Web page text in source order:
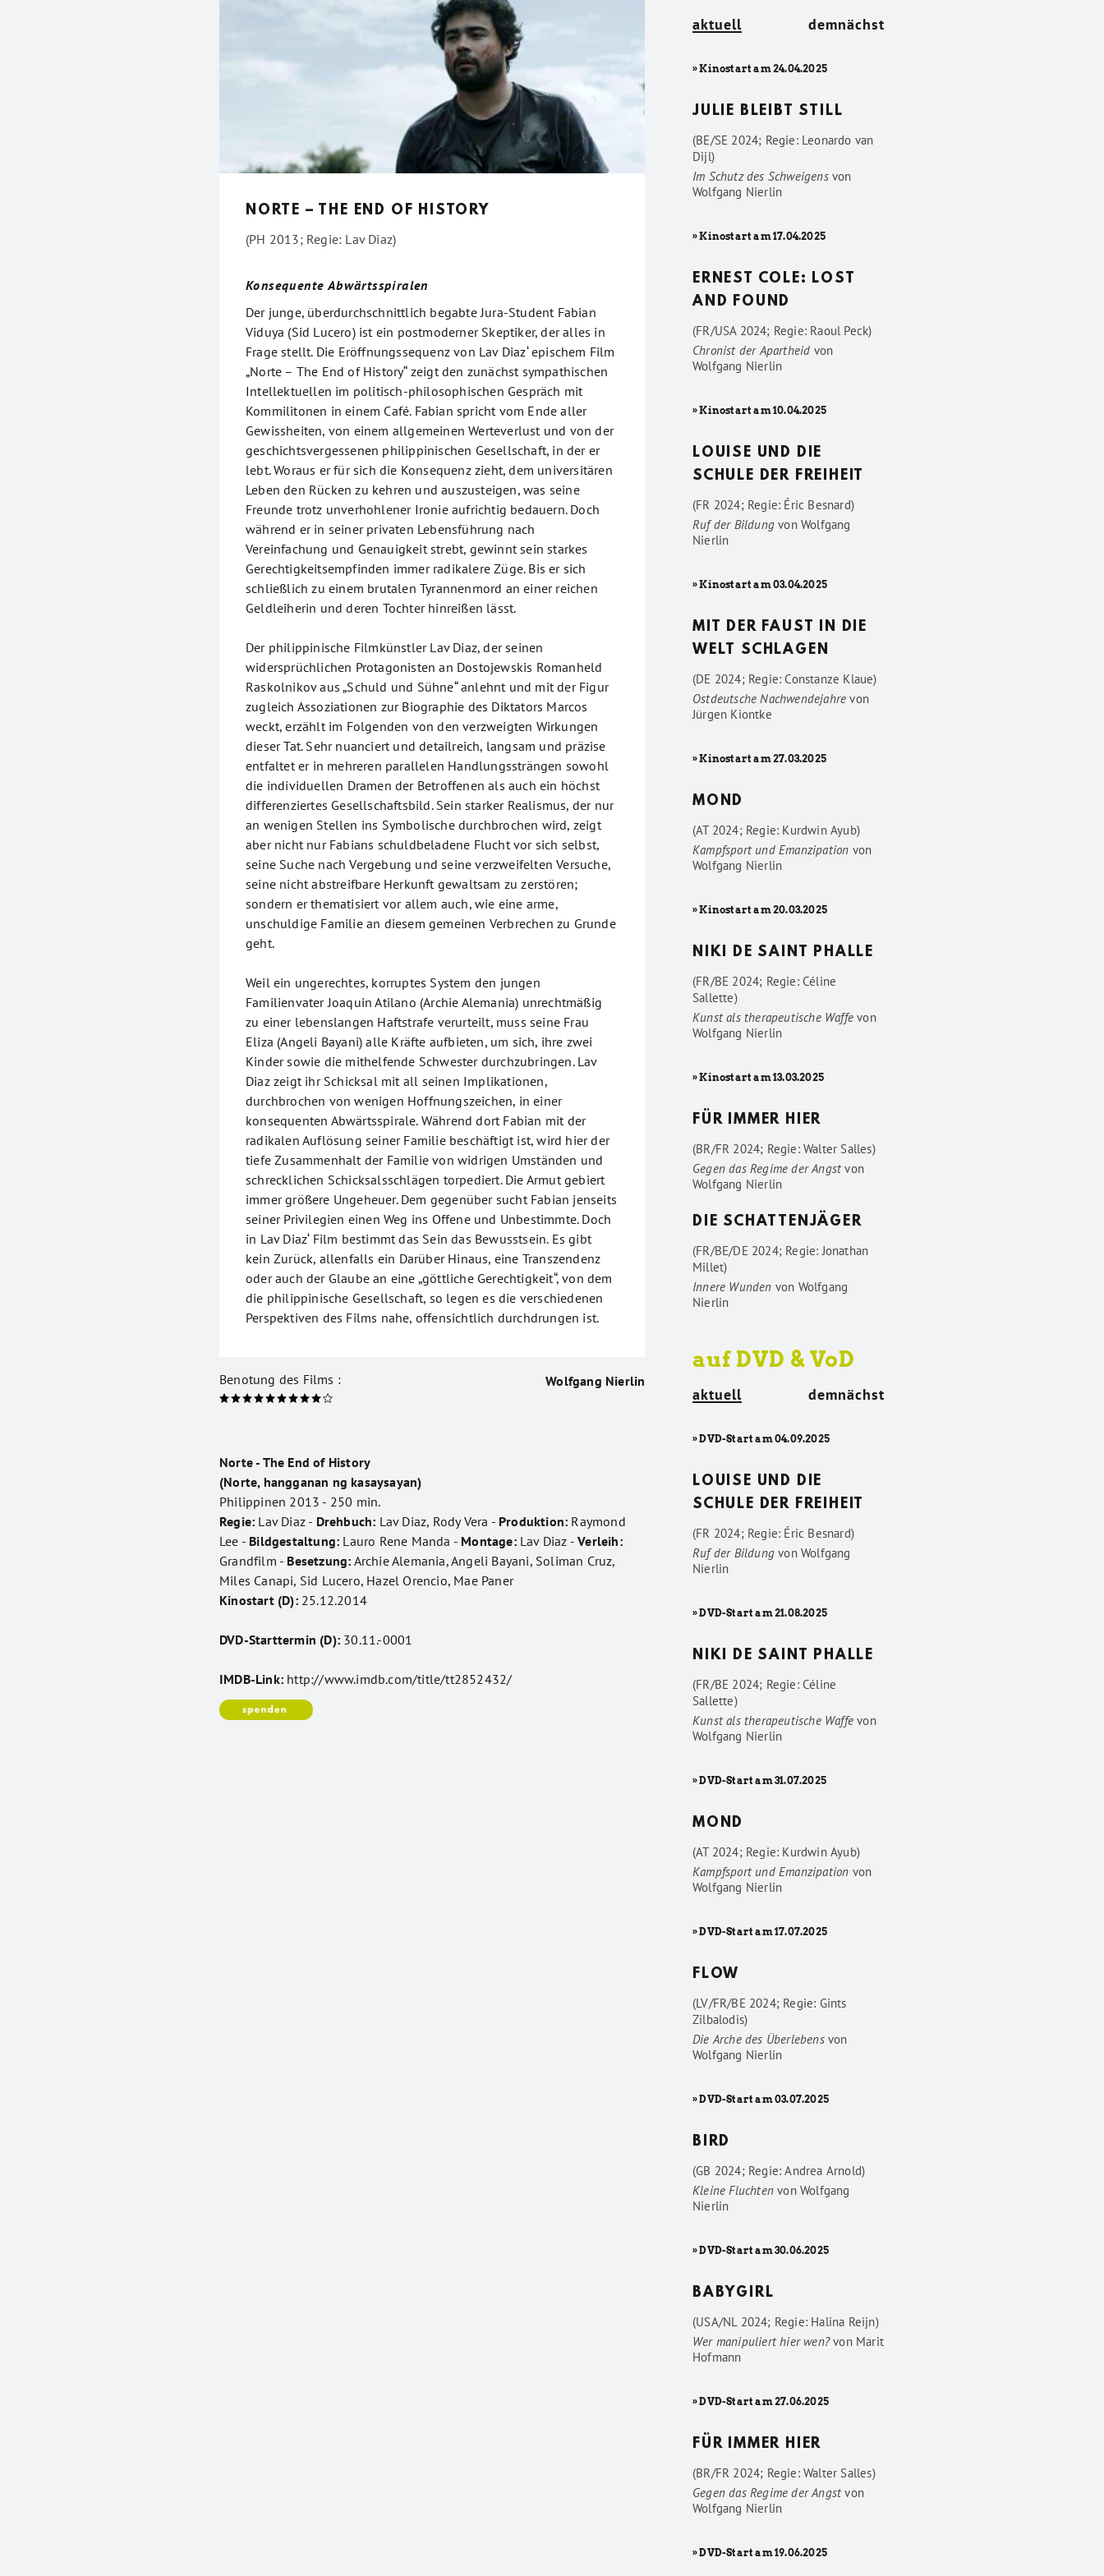
NORTE – THE END OF HISTORY
(PH 2013; Regie: Lav Diaz)
Konsequente Abwärtsspiralen
Der junge, überdurchschnittlich begabte Jura-Student Fabian
Viduya (Sid Lucero) ist ein postmoderner Skeptiker, der alles in
Frage stellt. Die Eröffnungssequenz von Lav Diaz‘ epischem Film
„Norte – The End of History“ zeigt den zunächst sympathischen
Intellektuellen im politisch-philosophischen Gespräch mit
Kommilitonen in einem Café. Fabian spricht vom Ende aller
Gewissheiten, von einem allgemeinen Werteverlust und von der
geschichtsvergessenen philippinischen Gesellschaft, in der er
lebt. Woraus er für sich die Konsequenz zieht, dem universitären
Leben den Rücken zu kehren und auszusteigen, was seine
Freunde trotz unverhohlener Ironie aufrichtig bedauern. Doch
während er in seiner privaten Lebensführung nach
Vereinfachung und Genauigkeit strebt, gewinnt sein starkes
Gerechtigkeitsempfinden immer radikalere Züge. Bis er sich
schließlich zu einem brutalen Tyrannenmord an einer reichen
Geldleiherin und deren Tochter hinreißen lässt.
Der philippinische Filmkünstler Lav Diaz, der seinen
widersprüchlichen Protagonisten an Dostojewskis Romanheld
Raskolnikov aus „Schuld und Sühne“ anlehnt und mit der Figur
zugleich Assoziationen zur Biographie des Diktators Marcos
weckt, erzählt im Folgenden von den verzweigten Wirkungen
dieser Tat. Sehr nuanciert und detailreich, langsam und präzise
entfaltet er in mehreren parallelen Handlungssträngen sowohl
die individuellen Dramen der Betroffenen als auch ein höchst
differenziertes Gesellschaftsbild. Sein starker Realismus, der nur
an wenigen Stellen ins Symbolische durchbrochen wird, zeigt
aber nicht nur Fabians schuldbeladene Flucht vor sich selbst,
seine Suche nach Vergebung und seine verzweifelten Versuche,
seine nicht abstreifbare Herkunft gewaltsam zu zerstören;
sondern er thematisiert vor allem auch, wie eine arme,
unschuldige Familie an diesem gemeinen Verbrechen zu Grunde
geht.
Weil ein ungerechtes, korruptes System den jungen
Familienvater Joaquin Atilano (Archie Alemania) unrechtmäßig
zu einer lebenslangen Haftstrafe verurteilt, muss seine Frau
Eliza (Angeli Bayani) alle Kräfte aufbieten, um sich, ihre zwei
Kinder sowie die mithelfende Schwester durchzubringen. Lav
Diaz zeigt ihr Schicksal mit all seinen Implikationen,
durchbrochen von wenigen Hoffnungszeichen, in einer
konsequenten Abwärtsspirale. Während dort Fabian mit der
radikalen Auflösung seiner Familie beschäftigt ist, wird hier der
tiefe Zusammenhalt der Familie von widrigen Umständen und
schrecklichen Schicksalsschlägen torpediert. Die Armut gebiert
immer größere Ungeheuer. Dem gegenüber sucht Fabian jenseits
seiner Privilegien einen Weg ins Offene und Unbestimmte. Doch
in Lav Diaz‘ Film bestimmt das Sein das Bewusstsein. Es gibt
kein Zurück, allenfalls ein Darüber Hinaus, eine Transzendenz
oder auch der Glaube an eine „göttliche Gerechtigkeit“, von dem
die philippinische Gesellschaft, so legen es die verschiedenen
Perspektiven des Films nahe, offensichtlich durchdrungen ist.
Benotung des Films : Wolfgang Nierlin
Norte - The End of History
(Norte, hangganan ng kasaysayan)
Philippinen 2013 - 250 min.
Regie: Lav Diaz - Drehbuch: Lav Diaz, Rody Vera - Produktion: Raymond
Lee - Bildgestaltung: Lauro Rene Manda - Montage:Lav Diaz -Verleih:
Grandfilm - Besetzung: Archie Alemania, Angeli Bayani, Soliman Cruz,
Miles Canapi, Sid Lucero, Hazel Orencio, Mae Paner
Kinostart (D):25.12.2014
DVD-Starttermin (D): 30.11.-0001
IMDB-Link: http://www.imdb.com/title/tt2852432/
aktuell demnächst
» Kinostart am 24.04.2025
JULIE BLEIBT STILL
(BE/SE 2024; Regie: Leonardo van
Dijl)
Im Schutz des Schweigensvon
Wolfgang Nierlin
» Kinostart am 17.04.2025
ERNEST COLE: LOST
AND FOUND
(FR/USA 2024; Regie: Raoul Peck)
Chronist der Apartheid von
Wolfgang Nierlin
» Kinostart am 10.04.2025
LOUISE UND DIE
SCHULE DER FREIHEIT
(FR 2024; Regie: Éric Besnard)
Ruf der Bildungvon Wolfgang
Nierlin
» Kinostart am 03.04.2025
MIT DER FAUST IN DIE
WELT SCHLAGEN
(DE 2024; Regie: Constanze Klaue)
Ostdeutsche Nachwendejahre von
Jürgen Kiontke
» Kinostart am 27.03.2025
MOND
(AT 2024; Regie: Kurdwin Ayub)
Kampfsport und Emanzipation von
Wolfgang Nierlin
» Kinostart am 20.03.2025
NIKI DE SAINT PHALLE
(FR/BE 2024; Regie: Céline
Sallette)
Kunst als therapeutische Waffevon
Wolfgang Nierlin
» Kinostart am 13.03.2025
FÜR IMMER HIER
(BR/FR 2024; Regie: Walter Salles)
Gegen das Regime der Angstvon
Wolfgang Nierlin
DIE SCHATTENJÄGER
(FR/BE/DE 2024; Regie: Jonathan
Millet)
Innere Wunden von Wolfgang
Nierlin
auf DVD & VoD
aktuell demnächst
» DVD-Start am 04.09.2025
LOUISE UND DIE
SCHULE DER FREIHEIT
(FR 2024; Regie: Éric Besnard)
Ruf der Bildungvon Wolfgang
Nierlin
» DVD-Start am 21.08.2025
NIKI DE SAINT PHALLE
(FR/BE 2024; Regie: Céline
Sallette)
Kunst als therapeutische Waffevon
Wolfgang Nierlin
» DVD-Start am 31.07.2025
MOND
(AT 2024; Regie: Kurdwin Ayub)
Kampfsport und Emanzipation von
Wolfgang Nierlin
» DVD-Start am 17.07.2025
FLOW
(LV/FR/BE 2024; Regie: Gints
Zilbalodis)
Die Arche des Überlebensvon
Wolfgang Nierlin
» DVD-Start am 03.07.2025
BIRD
(GB 2024; Regie: Andrea Arnold)
Kleine Fluchtenvon Wolfgang
Nierlin
» DVD-Start am 30.06.2025
BABYGIRL
(USA/NL 2024; Regie: Halina Reijn)
Wer manipuliert hier wen?von Marit
Hofmann
» DVD-Start am 27.06.2025
FÜR IMMER HIER
(BR/FR 2024; Regie: Walter Salles)
Gegen das Regime der Angstvon
Wolfgang Nierlin
» DVD-Start am 19.06.2025